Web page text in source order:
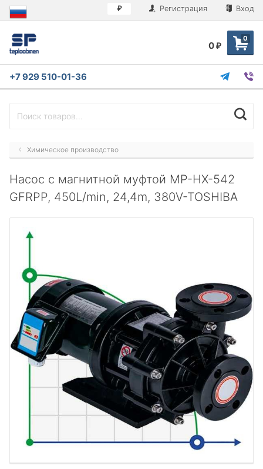
₽ Регистрация Вход
0
0 ₽
+7 929 510-01-36
Химическое производство
Насос с магнитной муфтой MP-HX-542
GFRPP, 450L/min, 24,4m, 380V-TOSHIBA